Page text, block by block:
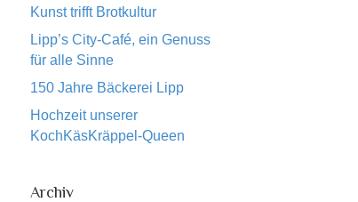
Kunst trifft Brotkultur
Lipp’s City-Café, ein Genuss
für alle Sinne
150 Jahre Bäckerei Lipp
Hochzeit unserer
KochKäsKräppel-Queen
Archiv